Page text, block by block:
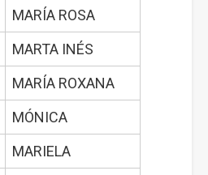
MARÍA ROSA
MARTA INÉS
MARÍA ROXANA
MÓNICA
MARIELA